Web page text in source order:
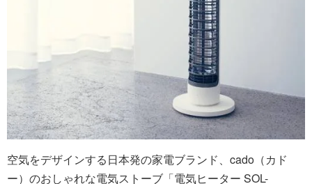
空気をデザインする日本発の家電ブランド、cado（カド
ー）のおしゃれな電気ストーブ「電気ヒーター SOL-